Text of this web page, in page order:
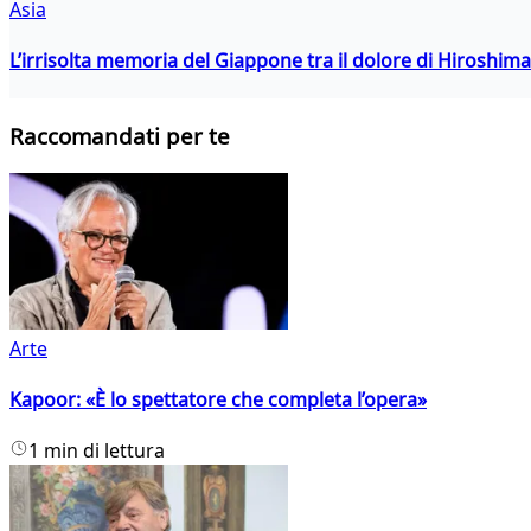
Asia
L’irrisolta memoria del Giappone tra il dolore di
Raccomandati per te
Arte
Kapoor: «È lo spettatore che completa l’opera»
1 min di lettura